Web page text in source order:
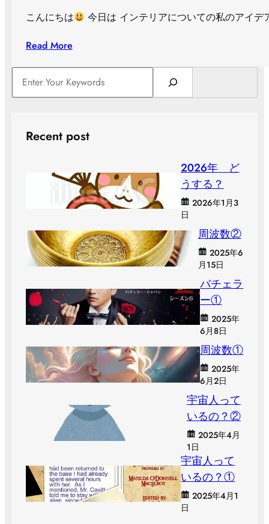
こんにちは 今日は インテリアについての私のアイ
Read More
a
Recent post
２０２６年 ど
うする？
2026年1月3
日
周波数②
2025年6
月15日
バチェラ
ー①
2025年
6月8日
周波数①
2025年
6月2日
宇宙人って
いるの？②
2025年4月
1日
宇宙人って
いるの？①
2025年4月1
日